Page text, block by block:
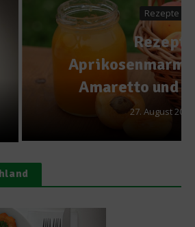
Rezept:
mit
und Mandeln